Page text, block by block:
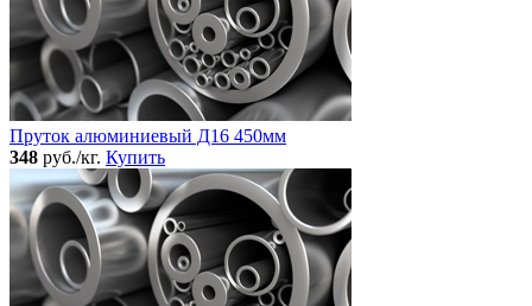
Пруток алюминиевый Д16 450мм
348 руб./кг. Купить